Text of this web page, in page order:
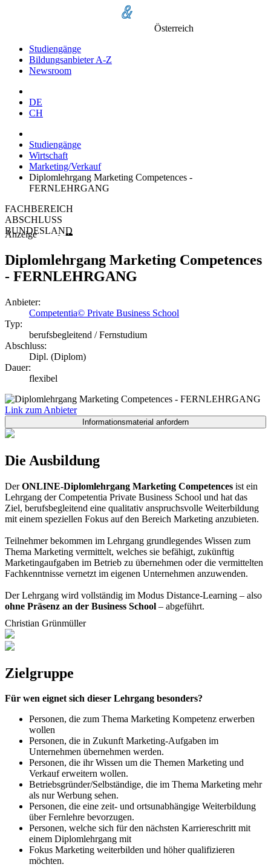
Österreich
Studiengänge
Bildungsanbieter A-Z
Newsroom
DE
CH
Studiengänge
Wirtschaft
Marketing/Verkauf
Diplomlehrgang Marketing Competences -
FERNLEHRGANG
FACHBEREICH
ABSCHLUSS
BUNDESLAND
Anzeige
Diplomlehrgang Marketing Competences
- FERNLEHRGANG
Anbieter:
Competentia© Private Business School
Typ:
berufsbegleitend / Fernstudium
Abschluss:
Dipl. (Diplom)
Dauer:
flexibel
Link zum Anbieter
Die Ausbildung
DerONLINE-Diplomlehrgang Marketing Competences ist ein
Lehrgang der Competentia Private Business School und hat das
Ziel, berufsbegleitend eine qualitativ anspruchsvolle Weiterbildung
mit einem speziellen Fokus auf den Bereich Marketing anzubieten.
Teilnehmer bekommen im Lehrgang grundlegendes Wissen zum
Thema Marketing vermittelt, welches sie befähigt, zukünftig
Marketingaufgaben im Betrieb zu übernehmen oder die vermittelten
Fachkenntnisse vernetzt im eigenen Unternehmen anzuwenden.
Der Lehrgang wird vollständig im Modus Distance-Learning – also
ohne Präsenz an der Business School – abgeführt.
Christian Grünmüller
Zielgruppe
Für wen eignet sich dieser Lehrgang besonders?
Personen, die zum Thema Marketing Kompetenz erwerben
wollen
Personen, die in Zukunft Marketing-Aufgaben im
Unternehmen übernehmen werden.
Personen, die ihr Wissen um die Themen Marketing und
Verkauf erweitern wollen.
Betriebsgründer/Selbständige, die im Thema Marketing mehr
als nur Werbung sehen.
Personen, die eine zeit- und ortsunabhängige Weiterbildung
über Fernlehre bevorzugen.
Personen, welche sich für den nächsten Karriereschritt mit
einem Diplomlehrgang mit
Fokus Marketing weiterbilden und höher qualifizieren
möchten.